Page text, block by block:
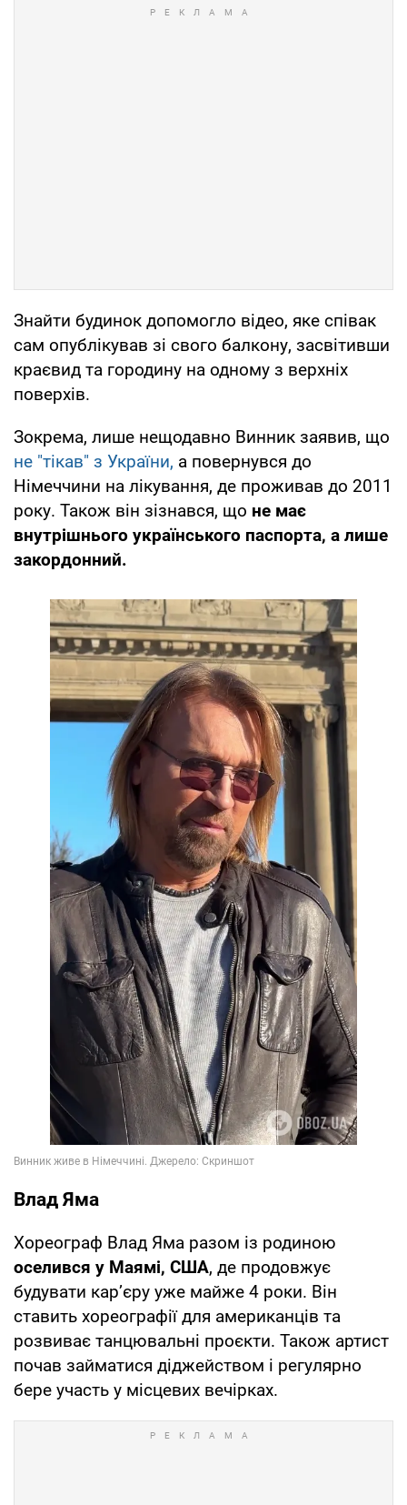
Знайти будинок допомогло відео, яке співак
сам опублікував зі свого балкону, засвітивши
краєвид та городину на одному з верхніх
поверхів.
Зокрема, лише нещодавно Винник заявив, що
не "тікав" з України, а повернувся до
Німеччини на лікування, де проживав до 2011
року. Також він зізнався, що не має
внутрішнього українського паспорта, а лише
закордонний.
Влад Яма
Хореограф Влад Яма разом із родиною
оселився у Маямі, США, де продовжує
будувати кар’єру уже майже 4 роки. Він
ставить хореографії для американців та
розвиває танцювальні проєкти. Також артист
почав займатися діджейством і регулярно
бере участь у місцевих вечірках.